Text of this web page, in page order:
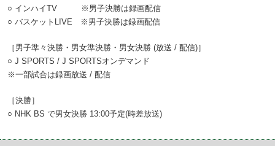
○ インハイTV ※男子決勝は録画配信
○ バスケットLIVE ※男子決勝は録画配信
［男子準々決勝・男女準決勝・男女決勝 (放送 / 配信)］
○ J SPORTS / J SPORTSオンデマンド
※一部試合は録画放送 / 配信
［決勝］
○ NHK BS で男女決勝 13:00予定(時差放送)